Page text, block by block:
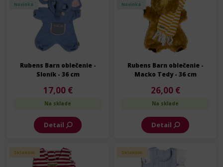
Novinka
Rubens Barn oblečenie -
Sloník - 36 cm
17,00 €
Na sklade
Detail
Novinka
Rubens Barn oblečenie -
Macko Tedy - 36 cm
26,00 €
Na sklade
Detail
Skladom Skladom